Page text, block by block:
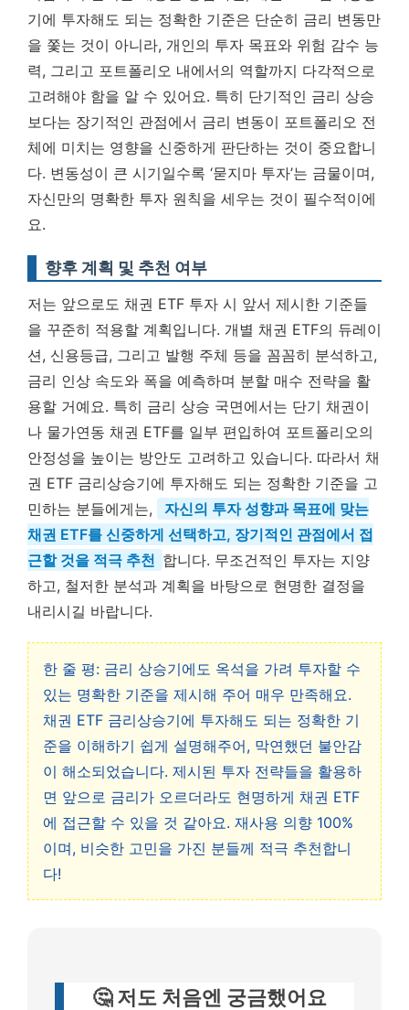
기에 투자해도 되는 정확한 기준은 단순히 금리 변동만
을 쫓는 것이 아니라, 개인의 투자 목표와 위험 감수 능
력, 그리고 포트폴리오 내에서의 역할까지 다각적으로
고려해야 함을 알 수 있어요. 특히 단기적인 금리 상승
보다는 장기적인 관점에서 금리 변동이 포트폴리오 전
체에 미치는 영향을 신중하게 판단하는 것이 중요합니
다. 변동성이 큰 시기일수록 ‘묻지마 투자’는 금물이며,
자신만의 명확한 투자 원칙을 세우는 것이 필수적이에
요.
향후 계획 및 추천 여부
저는 앞으로도 채권 ETF 투자 시 앞서 제시한 기준들
을 꾸준히 적용할 계획입니다. 개별 채권 ETF의 듀레이
션, 신용등급, 그리고 발행 주체 등을 꼼꼼히 분석하고,
금리 인상 속도와 폭을 예측하며 분할 매수 전략을 활
용할 거예요. 특히 금리 상승 국면에서는 단기 채권이
나 물가연동 채권 ETF를 일부 편입하여 포트폴리오의
안정성을 높이는 방안도 고려하고 있습니다. 따라서 채
권 ETF 금리상승기에 투자해도 되는 정확한 기준을 고
민하는 분들에게는,
자신의 투자 성향과 목표에 맞는
채권 ETF를 신중하게 선택하고, 장기적인 관점에서 접
근할 것을 적극 추천 합니다. 무조건적인 투자는 지양
하고, 철저한 분석과 계획을 바탕으로 현명한 결정을
내리시길 바랍니다.
한 줄 평: 금리 상승기에도 옥석을 가려 투자할 수
있는 명확한 기준을 제시해 주어 매우 만족해요.
채권 ETF 금리상승기에 투자해도 되는 정확한 기
준을 이해하기 쉽게 설명해주어, 막연했던 불안감
이 해소되었습니다. 제시된 투자 전략들을 활용하
면 앞으로 금리가 오르더라도 현명하게 채권 ETF
에 접근할 수 있을 것 같아요. 재사용 의향 100%
이며, 비슷한 고민을 가진 분들께 적극 추천합니
다!
🤔 저도 처음엔 궁금했어요